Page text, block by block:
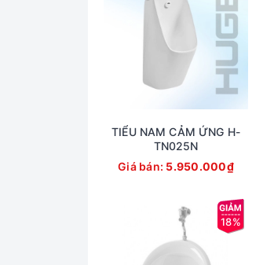
TIỂU NAM CẢM ỨNG H-
TN025N
Giá bán: 5.950.000₫
18%